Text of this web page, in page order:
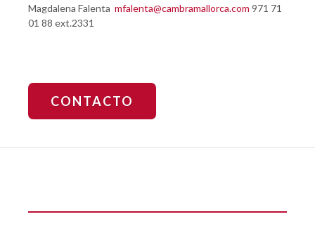
Magdalena Falenta mfalenta@cambramallorca.com 971 71
01 88 ext.2331
CONTACTO